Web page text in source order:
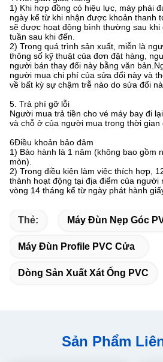
1) Khi hợp đồng có hiệu lực, máy phải
ngày kể từ khi nhận được khoản thanh
sẽ được hoạt động bình thường sau khi
tuần sau khi đến.
2) Trong quá trình sản xuất, miễn là
thông số kỹ thuật của đơn đặt hàng,
người bán thay đổi này bằng văn
người mua chi phí của sửa đổi này và
về bất kỳ sự chậm trễ nào do sửa đổi
5. Trả phí gỡ lỗi
Người mua trả tiền cho vé máy bay đi
và chỗ ở của người mua trong thời gian
6Điều khoản bảo đảm
1) Bảo hành là 1 năm (không bao gồm
mòn).
2) Trong điều kiện làm việc thích hợp,
thành hoạt động tại địa điểm của người
vòng 14 tháng kể từ ngày phát hành
Thẻ: Máy Đùn Nẹp Góc
Máy Đùn Profile PVC Cửa
Dòng Sản Xuất Xát Ống PVC
Sản Phẩm